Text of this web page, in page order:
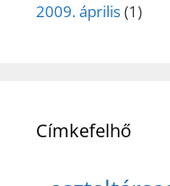
2009. április(1)
Címkefelhő